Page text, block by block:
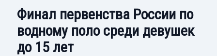
Финал первенства России по
водному поло среди девушек
до 15 лет